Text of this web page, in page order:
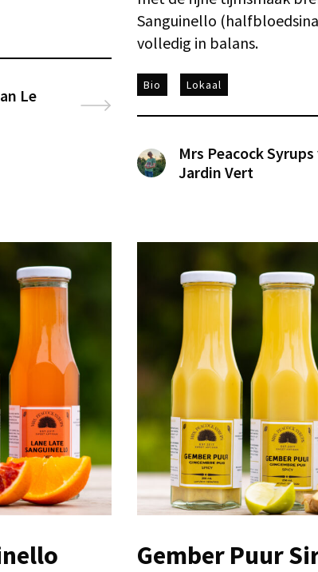
Le
Sanguinello
volledig in balans.
Bio Lokaal
Mrs Peacock
Jardin Vert
Gember Puur